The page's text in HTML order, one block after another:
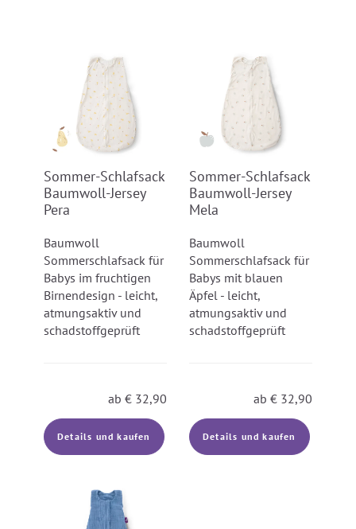
Sommer-Schlafsack
Baumwoll-Jersey
Pera
Baumwoll
Sommerschlafsack für
Babys im fruchtigen
Birnendesign - leicht,
atmungsaktiv und
schadstoffgeprüft
ab € 32,90
Details und kaufen
Sommer-Schlafsack
Baumwoll-Jersey
Mela
Baumwoll
Sommerschlafsack für
Babys mit blauen
Äpfel - leicht,
atmungsaktiv und
schadstoffgeprüft
ab € 32,90
Details und kaufen